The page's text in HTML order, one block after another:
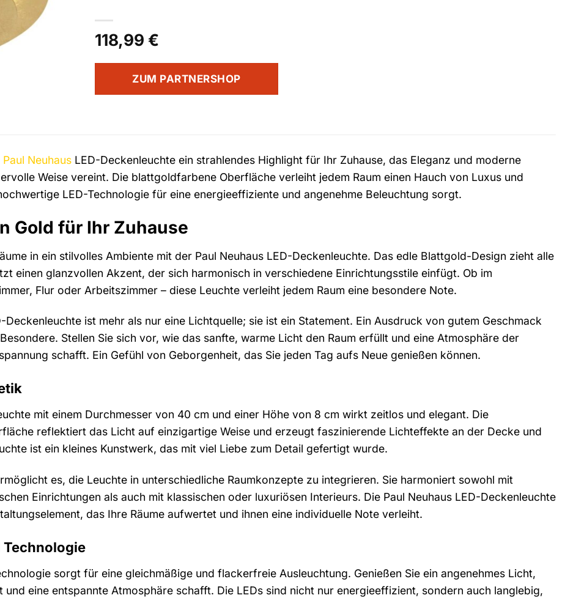
118,99 €
ZUM PARTNERSHOP
Paul Neuhaus LED-Deckenleuchte ein strahlendes Highlight für Ihr Zuhause, das Eleganz und moderne
Weise vereint. Die blattgoldfarbene Oberfläche verleiht jedem Raum einen Hauch von Luxus und
LED-Technologie für eine energieeffiziente und angenehme Beleuchtung sorgt.
Gold für Ihr Zuhause
in ein stilvolles Ambiente mit der Paul Neuhaus LED-Deckenleuchte. Das edle Blattgold-Design zieht alle
einen glanzvollen Akzent, der sich harmonisch in verschiedene Einrichtungsstile einfügt. Ob im
Flur oder Arbeitszimmer – diese Leuchte verleiht jedem Raum eine besondere Note.
Deckenleuchte ist mehr als nur eine Lichtquelle; sie ist ein Statement. Ein Ausdruck von gutem Geschmack
Stellen Sie sich vor, wie das sanfte, warme Licht den Raum erfüllt und eine Atmosphäre der
schafft. Ein Gefühl von Geborgenheit, das Sie jeden Tag aufs Neue genießen können.
mit einem Durchmesser von 40 cm und einer Höhe von 8 cm wirkt zeitlos und elegant. Die
reflektiert das Licht auf einzigartige Weise und erzeugt faszinierende Lichteffekte an der Decke und
ist ein kleines Kunstwerk, das mit viel Liebe zum Detail gefertigt wurde.
es, die Leuchte in unterschiedliche Raumkonzepte zu integrieren. Sie harmoniert sowohl mit
Einrichtungen als auch mit klassischen oder luxuriösen Interieurs. Die Paul Neuhaus LED-Deckenleuchte
das Ihre Räume aufwertet und ihnen eine individuelle Note verleiht.
sorgt für eine gleichmäßige und flackerfreie Ausleuchtung. Genießen Sie ein angenehmes Licht,
und eine entspannte Atmosphäre schafft. Die LEDs sind nicht nur energieeffizient, sondern auch langlebig,